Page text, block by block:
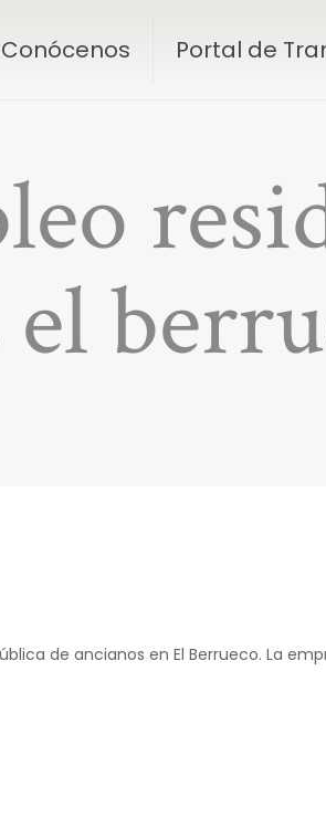
Conócenos Portal de
de ancianos en El Berrueco. La